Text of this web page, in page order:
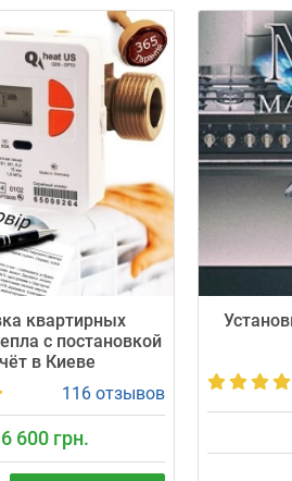
квартирных
с постановкой
в Киеве
116 отзывов
600 грн.